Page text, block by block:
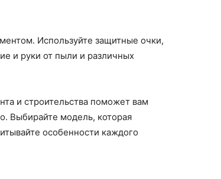
Используйте защитные очки,
и руки от пыли и различных
и строительства поможет вам
Выбирайте модель, которая
особенности каждого